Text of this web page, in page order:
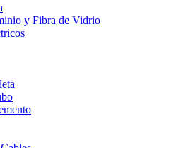
y Fibra de Vidrio